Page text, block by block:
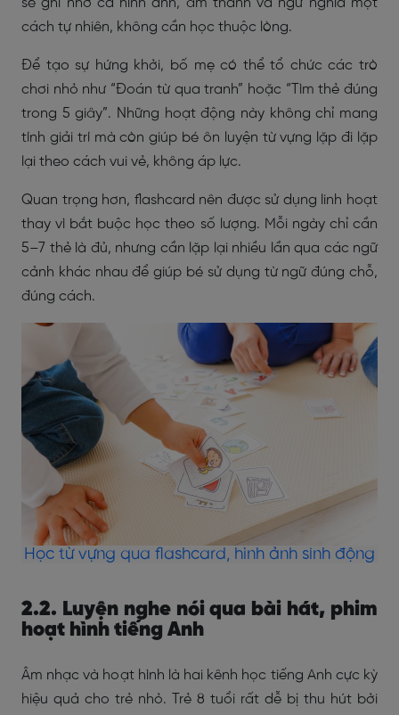
sẽ ghi nhớ cả hình ảnh, âm thanh và ngữ nghĩa một
cách tự nhiên, không cần học thuộc lòng.
Để tạo sự hứng khởi, bố mẹ có thể tổ chức các trò
chơi nhỏ như “Đoán từ qua tranh” hoặc “Tìm thẻ đúng
trong 5 giây”. Những hoạt động này không chỉ mang
tính giải trí mà còn giúp bé ôn luyện từ vựng lặp đi lặp
lại theo cách vui vẻ, không áp lực.
Quan trọng hơn, flashcard nên được sử dụng linh hoạt
thay vì bắt buộc học theo số lượng. Mỗi ngày chỉ cần
5–7 thẻ là đủ, nhưng cần lặp lại nhiều lần qua các ngữ
cảnh khác nhau để giúp bé sử dụng từ ngữ đúng chỗ,
đúng cách.
Học từ vựng qua flashcard, hình ảnh sinh động
2.2. Luyện nghe nói qua bài hát, phim
hoạt hình tiếng Anh
Âm nhạc và hoạt hình là hai kênh học tiếng Anh cực kỳ
hiệu quả cho trẻ nhỏ. Trẻ 8 tuổi rất dễ bị thu hút bởi